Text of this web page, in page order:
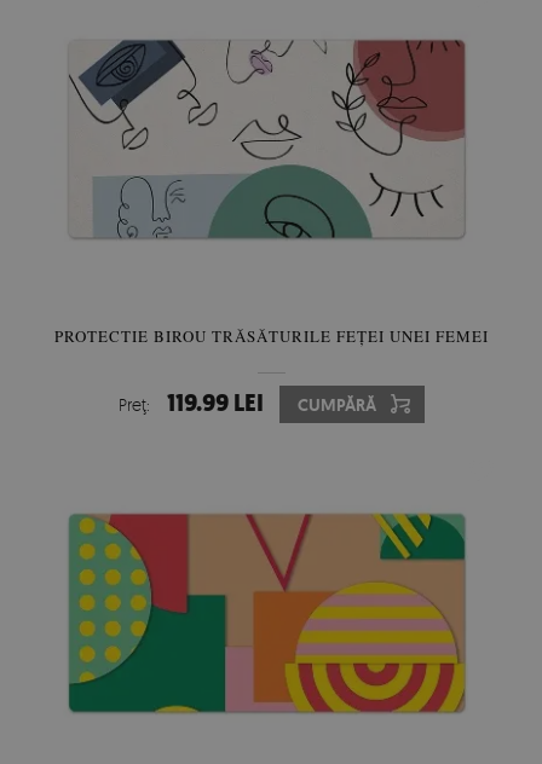
PROTECTIE BIROU TRĂSĂTURILE FEȚEI UNEI FEMEI
Preţ: 119.99 LEI CUMPĂRĂ